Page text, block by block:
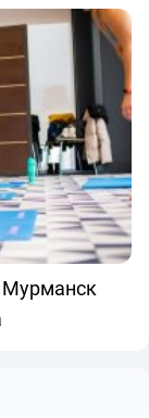
Мурманск